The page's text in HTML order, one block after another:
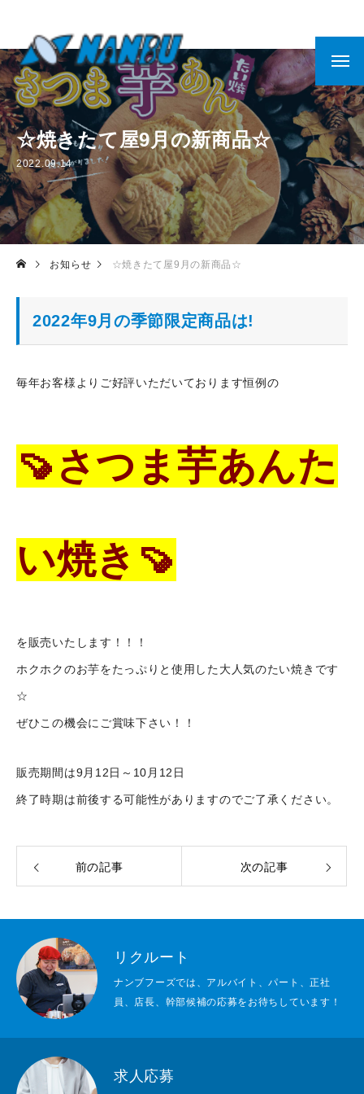
ナンブフーズについて
事業紹介
リクルート
お知らせ
☆焼きたて屋9月の新商品☆
2022.09.14
お知らせ ☆焼きたて屋9月の新商品☆
2022年9月の季節限定商品は!
毎年お客様よりご好評いただいております恒例の
🍠さつま芋あんた
い焼き🍠
を販売いたします！！！
ホクホクのお芋をたっぷりと使用した大人気のたい焼きです
☆
ぜひこの機会にご賞味下さい！！
販売期間は9月12日～10月12日
終了時期は前後する可能性がありますのでご了承ください。
前の記事 次の記事
リクルート
ナンブフーズでは、アルバイト、パート、正社
員、店長、幹部候補の応募をお待ちしています！
求人応募